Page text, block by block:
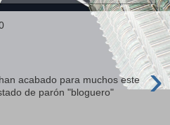
›
acabado para muchos este
de parón "bloguero"